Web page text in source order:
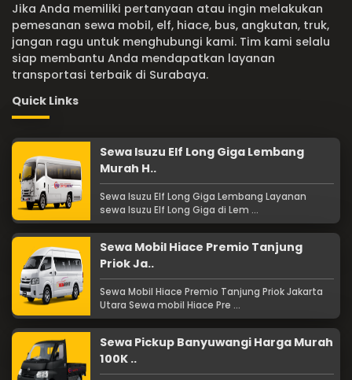
Jika Anda memiliki pertanyaan atau ingin melakukan
pemesanan sewa mobil, elf, hiace, bus, angkutan, truk,
jangan ragu untuk menghubungi kami. Tim kami selalu
siap membantu Anda mendapatkan layanan
transportasi terbaik di Surabaya.
Quick Links
Sewa Isuzu Elf Long Giga Lembang
Murah H..
Sewa Isuzu Elf Long Giga Lembang Layanan
sewa Isuzu Elf Long Giga di Lem ...
Sewa Mobil Hiace Premio Tanjung
Priok Ja..
Sewa Mobil Hiace Premio Tanjung Priok Jakarta
Utara Sewa mobil Hiace Pre ...
Sewa Pickup Banyuwangi Harga Murah
100K ..